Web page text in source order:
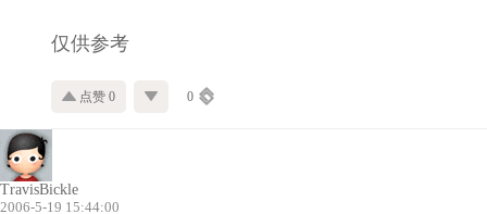
仅供参考
点赞 0 0
TravisBickle
2006-5-19 15:44:00